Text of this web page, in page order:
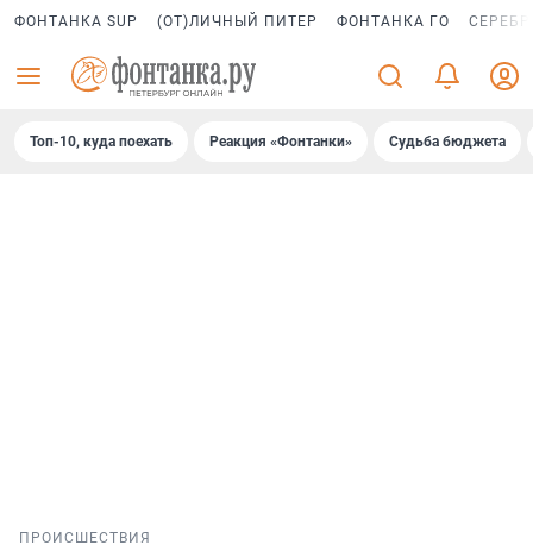
ФОНТАНКА SUP (ОТ)ЛИЧНЫЙ ПИТЕР ФОНТАНКА ГО
Топ-10, куда поехать Реакция «Фонтанки» Судьба бюджета
ПРОИСШЕСТВИЯ